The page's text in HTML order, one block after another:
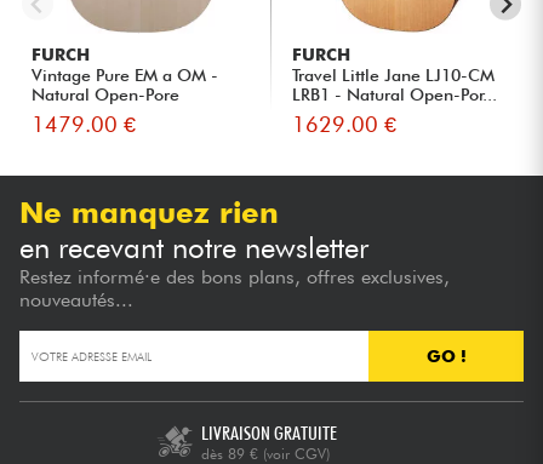
FURCH
Vintage Pure EM a OM -
Natural Open-Pore
1479.00 €
FURCH
Travel Little Jane LJ10-CM
LRB1 - Natural Open-Por...
1629.00 €
Ne manquez rien
en recevant notre newsletter
Restez informé·e des bons plans, offres exclusives,
nouveautés...
GO !
LIVRAISON GRATUITE
dès 89 € (voir CGV)